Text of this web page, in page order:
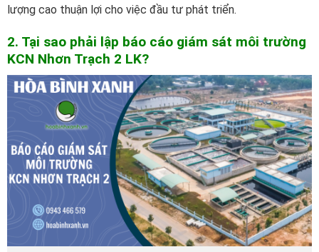
lượng cao thuận lợi cho việc đầu tư phát triển.
2. Tại sao phải lập báo cáo giám sát môi trường
KCN Nhơn Trạch 2 LK?